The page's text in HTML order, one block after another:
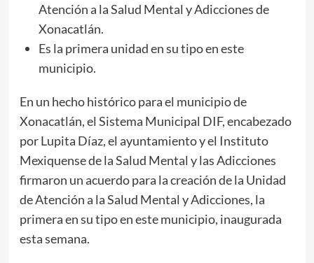
Atención a la Salud Mental y Adicciones de
Xonacatlán.
Es la primera unidad en su tipo en este
municipio.
En un hecho histórico para el municipio de
Xonacatlán, el Sistema Municipal DIF, encabezado
por Lupita Díaz, el ayuntamiento y el Instituto
Mexiquense de la Salud Mental y las Adicciones
firmaron un acuerdo para la creación de la Unidad
de Atención a la Salud Mental y Adicciones, la
primera en su tipo en este municipio, inaugurada
esta semana.